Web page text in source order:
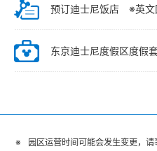
预订迪士尼饭店 ※英文
东京迪士尼度假区度假
园区运营时间可能会发生变更，请